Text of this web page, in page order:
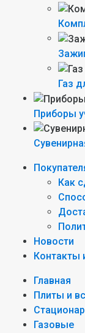
Газ
Приборы
Как
Новости
Контакты
Главная
Плиты и
Газовые